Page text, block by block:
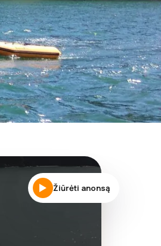
Žiūrėti anonsą